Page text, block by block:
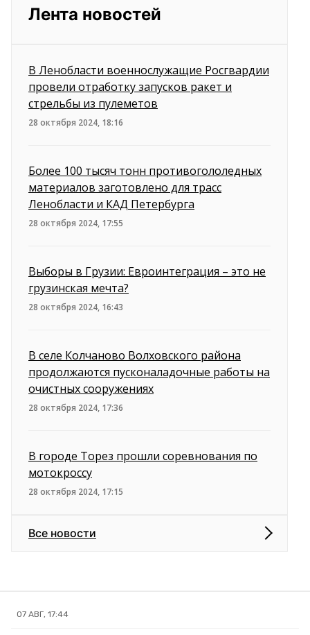
Лента новостей
В Ленобласти военнослужащие Росгвардии
провели отработку запусков ракет и
стрельбы из пулеметов
28 октября 2024, 18:16
Более 100 тысяч тонн противогололедных
материалов заготовлено для трасс
Ленобласти и КАД Петербурга
28 октября 2024, 17:55
Выборы в Грузии: Евроинтеграция – это не
грузинская мечта?
28 октября 2024, 16:43
В селе Колчаново Волховского района
продолжаются пусконаладочные работы на
очистных сооружениях
28 октября 2024, 17:36
В городе Торез прошли соревнования по
мотокроссу
28 октября 2024, 17:15
Все новости
07 АВГ, 17:44